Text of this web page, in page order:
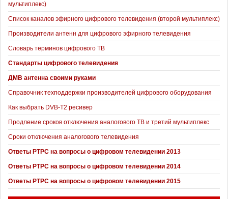
мультиплекс)
Список каналов эфирного цифрового телевидения (второй мультиплекс)
Производители антенн для цифрового эфирного телевидения
Словарь терминов цифрового ТВ
Стандарты цифрового телевидения
ДМВ антенна своими руками
Справочник техподдержки производителей цифрового оборудования
Как выбрать DVB-T2 ресивер
Продление сроков отключения аналогового ТВ и третий мультиплекс
Сроки отключения аналогового телевидения
Ответы РТРС на вопросы о цифровом телевидении 2013
Ответы РТРС на вопросы о цифровом телевидении 2014
Ответы РТРС на вопросы о цифровом телевидении 2015